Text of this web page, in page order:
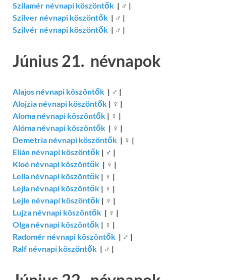
Szilamér névnapi köszöntők | ♂ |
Szilver névnapi köszöntők | ♂ |
Szilvér névnapi köszöntők | ♂ |
Június 21. névnapok
Alajos névnapi köszöntők | ♂ |
Alojzia névnapi köszöntők | ♀ |
Aloma névnapi köszöntők | ♀ |
Alóma névnapi köszöntők | ♀ |
Demetria névnapi köszöntők | ♀ |
Elián névnapi köszöntők | ♂ |
Kloé névnapi köszöntők | ♀ |
Leila névnapi köszöntők | ♀ |
Lejla névnapi köszöntők | ♀ |
Lejle névnapi köszöntők | ♀ |
Lujza névnapi köszöntők | ♀ |
Olga névnapi köszöntők | ♀ |
Radomér névnapi köszöntők | ♂ |
Ralf névnapi köszöntők | ♂ |